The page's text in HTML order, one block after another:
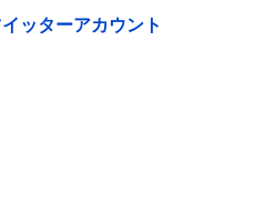
ッターアカウント